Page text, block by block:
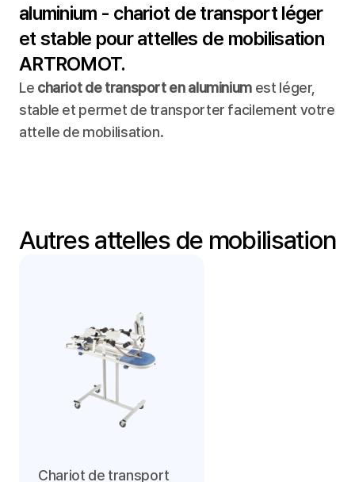
aluminium - chariot de transport léger
et stable pour attelles de mobilisation
ARTROMOT.
Le chariot de transport en aluminium est léger,
stable et permet de transporter facilement votre
attelle de mobilisation.
Autres attelles de mobilisation
Chariot de transport